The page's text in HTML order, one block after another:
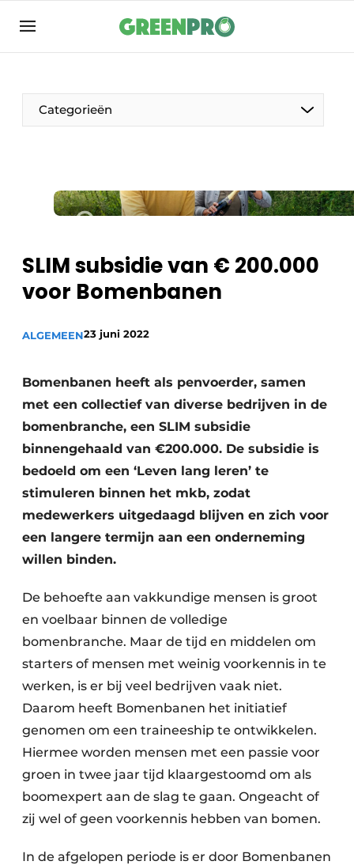
Aanmelden
Bedrijven
Contact
Groen in de zorg
Meest gelezen
Nieuwsbrief
Privacy / Cookie statement
Vacature aanmelden
Vacatures
Video’s
Categorieën
SLIM subsidie van € 200.000
voor Bomenbanen
ALGEMEEN23 juni 2022
Bomenbanen heeft als penvoerder, samen
met een collectief van diverse bedrijven in de
bomenbranche, een SLIM subsidie
binnengehaald van €200.000. De subsidie is
bedoeld om een ‘Leven lang leren’ te
stimuleren binnen het mkb, zodat
medewerkers uitgedaagd blijven en zich voor
een langere termijn aan een onderneming
willen binden.
De behoefte aan vakkundige mensen is groot
en voelbaar binnen de volledige
bomenbranche. Maar de tijd en middelen om
starters of mensen met weinig voorkennis in te
werken, is er bij veel bedrijven vaak niet.
Daarom heeft Bomenbanen het initiatief
genomen om een traineeship te ontwikkelen.
Hiermee worden mensen met een passie voor
groen in twee jaar tijd klaargestoomd om als
boomexpert aan de slag te gaan. Ongeacht of
zij wel of geen voorkennis hebben van bomen.
In de afgelopen periode is er door Bomenbanen